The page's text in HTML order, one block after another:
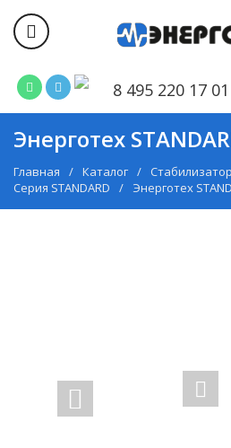
8 495 220 17 01
Энерготех
Главная Каталог
Серия STANDARD
Энерготех